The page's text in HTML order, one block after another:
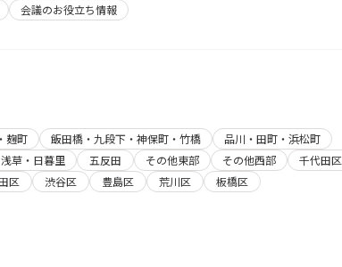
会議のお役立ち情報
麹町 飯田橋・九段下・神保町・竹橋
品川・田町・浜松町
浅草・日暮里 五反田 その他東部 その他西部
千代田区
区 渋谷区 豊島区 荒川区
板橋区